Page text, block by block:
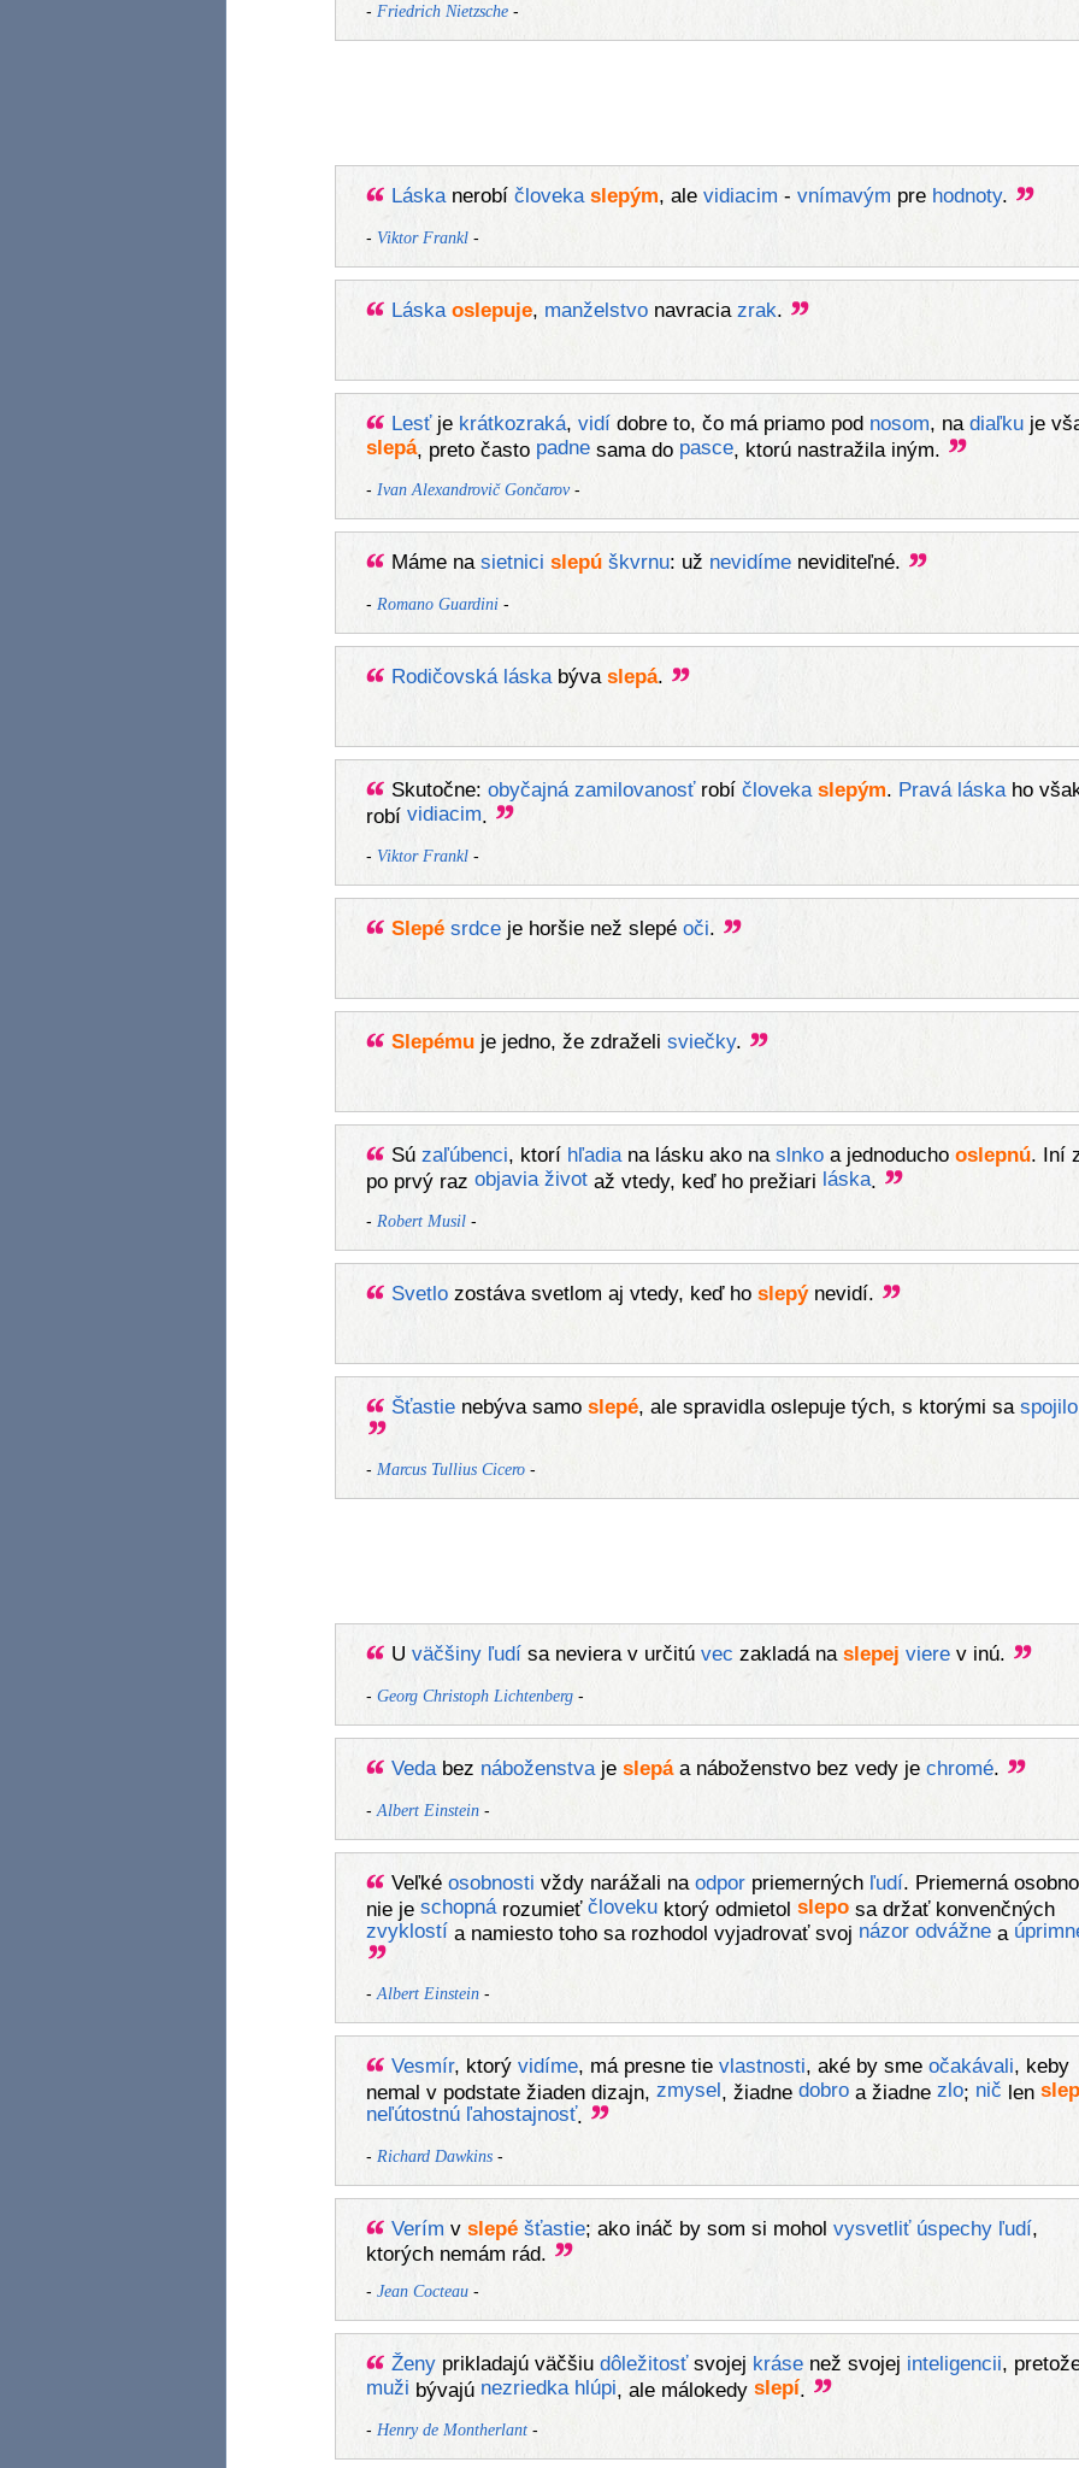
- Friedrich Nietzsche-
Láskanerobí človeka slepým, ale vidiacim - vnímavým pre hodnoty.
- Viktor Frankl-
Láska oslepuje, manželstvonavracia zrak.
Lesťje krátkozraká, vidídobre to, čo má priamo pod nosom, na diaľkuje
slepá, preto často padnesama do pasce, ktorú nastražila iným.
- Ivan Alexandrovič Gončarov-
Máme na sietnici slepú škvrnu: už nevidímeneviditeľné.
- Romano Guardini-
Rodičovská láskabýva slepá.
Skutočne: obyčajná zamilovanosťrobí človeka slepým. Pravá láskaho
robí vidiacim
- Viktor Frankl-
Slepé srdceje horšie než slepé oči.
Slepémuje jedno, že zdraželi sviečky.
Sú zaľúbenci, ktorí hľadiana lásku ako na slnkoa jednoducho oslepnú. Iní
po prvý raz objavia životaž vtedy, keď ho prežiari láska.
- Robert Musil-
Svetlozostáva svetlom aj vtedy, keď ho slepýnevidí.
Šťastienebýva samo slepé, ale spravidla oslepuje tých, s ktorými sa spojilo
- Marcus Tullius Cicero-
U väčšiny ľudísa neviera v určitú vec zakladá na slepej vierev inú.
- Georg Christoph Lichtenberg-
Vedabez náboženstvaje slepáa náboženstvo bez vedy je chromé.
- Albert Einstein-
Veľké osobnosti vždy narážali na odporpriemerných ľudí. Priemerná
nie je schopnározumieť človekuktorý odmietol sleposa držať konvenčných
zvyklostí a namiesto toho sa rozhodol vyjadrovať svoj názor odvážnea
- Albert Einstein-
Vesmír, ktorý vidíme, má presne tie vlastnosti, aké by sme očakávali, keby
nemal v podstate žiaden dizajn, zmysel , žiadne dobroa žiadne zlo; nič len
neľútostnú ľahostajnosť.
- Richard Dawkins-
Verím v slepé šťastie; ako ináč by som si mohol vysvetliť úspechy ľudí,
ktorých nemám rád.
- Jean Cocteau-
Ženyprikladajú väčšiu dôležitosťsvojej krásenež svojej inteligencii,
muži bývajú nezriedka hlúpi , ale málokedy slepí
- Henry de Montherlant-